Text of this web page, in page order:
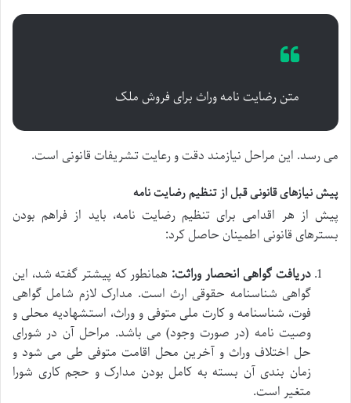
متن رضایت نامه وراث برای فروش ملک
می رسد. این مراحل نیازمند دقت و رعایت تشریفات قانونی است.
پیش نیازهای قانونی قبل از تنظیم رضایت نامه
پیش از هر اقدامی برای تنظیم رضایت نامه، باید از فراهم بودن
بسترهای قانونی اطمینان حاصل کرد:
دریافت گواهی انحصار وراثت: همانطور که پیشتر گفته شد، این
گواهی شناسنامه حقوقی ارث است. مدارک لازم شامل گواهی
فوت، شناسنامه و کارت ملی متوفی و وراث، استشهادیه محلی و
وصیت نامه (در صورت وجود) می باشد. مراحل آن در شورای
حل اختلاف وراث و آخرین محل اقامت متوفی طی می شود و
زمان بندی آن بسته به کامل بودن مدارک و حجم کاری شورا
متغیر است.